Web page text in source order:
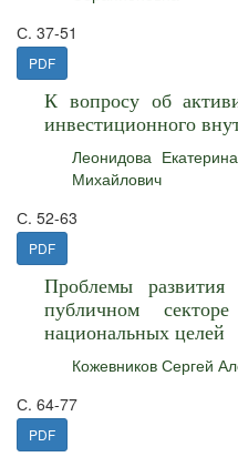
С. 37-51
PDF
К вопросу об
инвестиционного
Леонидова
Михайлович
С. 52-63
PDF
Проблемы развития
публичном
национальных целей
Кожевников Сергей
С. 64-77
PDF